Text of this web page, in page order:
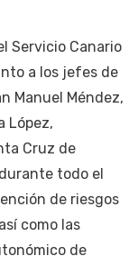
Servicio Canario
a los jefes de
Manuel Méndez,
López,
Cruz de
todo el
de riesgos
como las
de